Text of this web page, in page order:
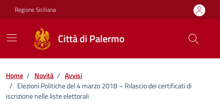
Vai ai contenuti
Vai al footer
Regione Siciliana
Città di Palermo
Home / Novità / Avvisi
/ Elezioni Politiche del 4 marzo 2018 – Rilascio dei certificati di
iscrizione nelle liste elettorali